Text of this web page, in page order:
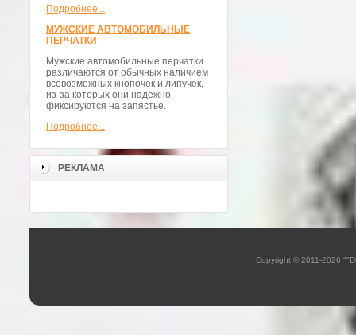
Подробнее...
МУЖСКИЕ АВТОМОБИЛЬНЫЕ
ПЕРЧАТКИ
Мужские автомобильные перчатки
различаются от обычных наличием
всевозможных кнопочек и липучек,
из-за которых они надежно
фиксируются на запястье.
Подробнее...
РЕКЛАМА
Copyright © 2011-2026